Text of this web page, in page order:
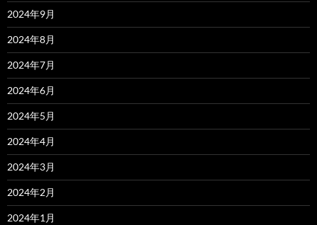
2024年9月
2024年8月
2024年7月
2024年6月
2024年5月
2024年4月
2024年3月
2024年2月
2024年1月